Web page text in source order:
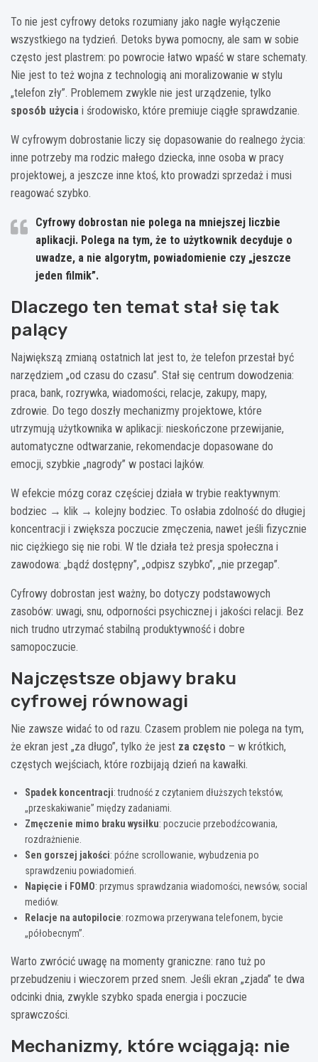
To nie jest cyfrowy detoks rozumiany jako nagłe wyłączenie
wszystkiego na tydzień. Detoks bywa pomocny, ale sam w sobie
często jest plastrem: po powrocie łatwo wpaść w stare schematy.
Nie jest to też wojna z technologią ani moralizowanie w stylu
„telefon zły”. Problemem zwykle nie jest urządzenie, tylko
sposób użycia i środowisko, które premiuje ciągłe sprawdzanie.
W cyfrowym dobrostanie liczy się dopasowanie do realnego życia:
inne potrzeby ma rodzic małego dziecka, inne osoba w pracy
projektowej, a jeszcze inne ktoś, kto prowadzi sprzedaż i musi
reagować szybko.
Cyfrowy dobrostan nie polega na mniejszej liczbie
aplikacji. Polega na tym, że to użytkownik decyduje o
uwadze, a nie algorytm, powiadomienie czy „jeszcze
jeden filmik”.
Dlaczego ten temat stał się tak
palący
Największą zmianą ostatnich lat jest to, że telefon przestał być
narzędziem „od czasu do czasu”. Stał się centrum dowodzenia:
praca, bank, rozrywka, wiadomości, relacje, zakupy, mapy,
zdrowie. Do tego doszły mechanizmy projektowe, które
utrzymują użytkownika w aplikacji: nieskończone przewijanie,
automatyczne odtwarzanie, rekomendacje dopasowane do
emocji, szybkie „nagrody” w postaci lajków.
W efekcie mózg coraz częściej działa w trybie reaktywnym:
bodziec → klik → kolejny bodziec. To osłabia zdolność do długiej
koncentracji i zwiększa poczucie zmęczenia, nawet jeśli fizycznie
nic ciężkiego się nie robi. W tle działa też presja społeczna i
zawodowa: „bądź dostępny”, „odpisz szybko”, „nie przegap”.
Cyfrowy dobrostan jest ważny, bo dotyczy podstawowych
zasobów: uwagi, snu, odporności psychicznej i jakości relacji. Bez
nich trudno utrzymać stabilną produktywność i dobre
samopoczucie.
Najczęstsze objawy braku
cyfrowej równowagi
Nie zawsze widać to od razu. Czasem problem nie polega na tym,
że ekran jest „za długo”, tylko że jest za często – w krótkich,
częstych wejściach, które rozbijają dzień na kawałki.
Spadek koncentracji: trudność z czytaniem dłuższych tekstów,
„przeskakiwanie” między zadaniami.
Zmęczenie mimo braku wysiłku: poczucie przebodźcowania,
rozdrażnienie.
Sen gorszej jakości: późne scrollowanie, wybudzenia po
sprawdzeniu powiadomień.
Napięcie i FOMO: przymus sprawdzania wiadomości, newsów, social
mediów.
Relacje na autopilocie: rozmowa przerywana telefonem, bycie
„półobecnym”.
Warto zwrócić uwagę na momenty graniczne: rano tuż po
przebudzeniu i wieczorem przed snem. Jeśli ekran „zjada” te dwa
odcinki dnia, zwykle szybko spada energia i poczucie
sprawczości.
Mechanizmy, które wciągają: nie